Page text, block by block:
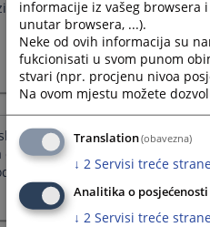
sudskih odluka
suda za
16. i 18.
informacije iz vašeg browsera
unutar browsera, ...).
Neke od ovih informacija su
fukcionisati u svom punom
stvari (npr. procjenu nivoa
Na ovom mjestu možete
Translation(obavezna)
↓ 2 Servisi treće
Analitika o
↓ 2 Servisi treće